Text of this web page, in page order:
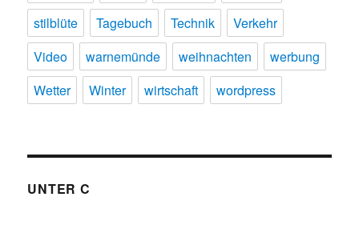
stilblüte
Tagebuch Technik
Verkehr
Video
warnemünde weihnachten
werbung
Wetter
Winter wirtschaft wordpress
UNTER C